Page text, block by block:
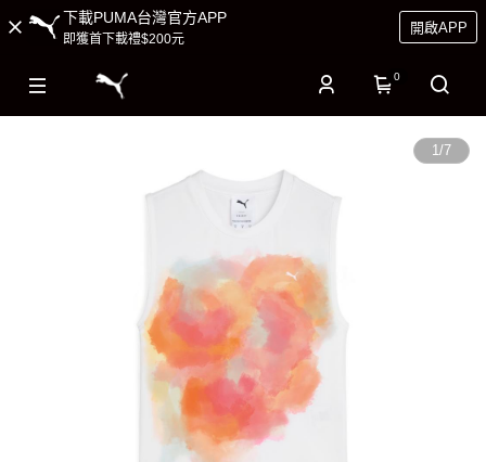
下載PUMA台灣官方APP
即獲首下載禮$200元
開啟APP
0
1/7